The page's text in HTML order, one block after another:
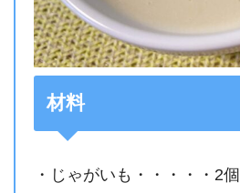
材料
・じゃがいも・・・・・2個